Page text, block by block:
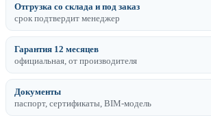
Отгрузка со склада и под заказ
срок подтвердит менеджер
Гарантия 12 месяцев
официальная, от производителя
Документы
паспорт, сертификаты, BIM-модель